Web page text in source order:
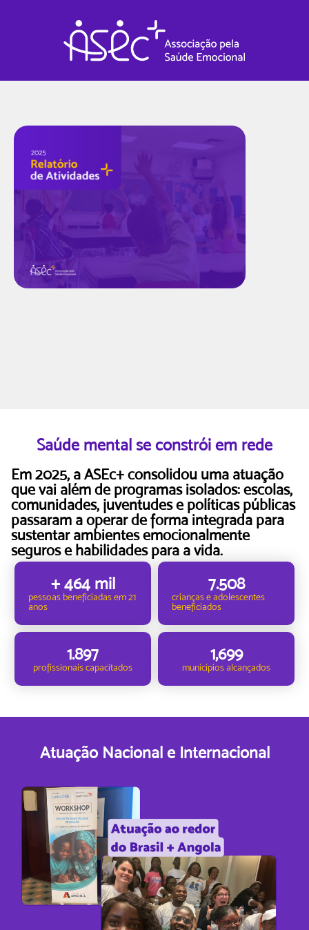
Saúde mental se constrói em rede
Em 2025, a ASEc+ consolidou uma atuação
que vai além de programas isolados: escolas,
comunidades, juventudes e políticas públicas
passaram a operar de forma integrada para
sustentar ambientes emocionalmente
seguros e habilidades para a vida.
pessoas beneficiadas em 21
anos​
+ 464 mil
crianças e adolescentes
beneficiados
7.508
profissionais capacitados
1.897
municípios alcançados
1,699
Atuação Nacional e Internacional